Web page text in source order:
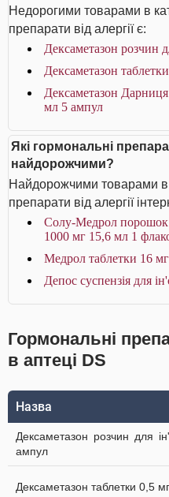
Недорогими товарами в
препарати від алергії є:
Дексаметазон розчин
Дексаметазон
Дексаметазон
мл 5 ампул
Які гормональні
найдорожчими?
Найдорожчими товарами в
препарати від алергії
Солу-Медрол порошок
1000 мг 15,6 мл 1
Медрол таблетки 16
Депос суспензія для
Гормональні
в аптеці DS
Назва
Дексаметазон розчин для
ампул
Дексаметазон таблетки 0,5